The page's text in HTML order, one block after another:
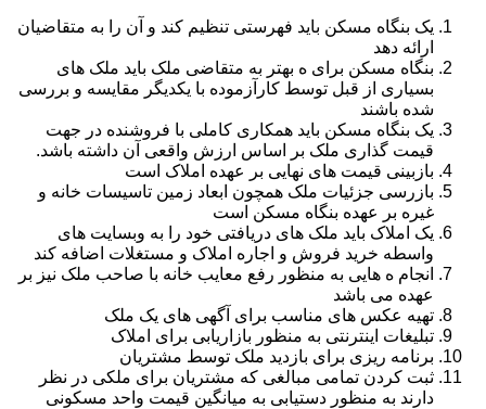
یک بنگاه مسکن باید فهرستی تنظیم کند و آن را به متقاضیان
ارائه دهد
بنگاه مسکن برای ه بهتر به متقاضی ملک باید ملک های
بسیاری از قبل توسط کارآزموده با یکدیگر مقایسه و بررسی
شده باشند
یک بنگاه مسکن باید همکاری کاملی با فروشنده در جهت
قیمت گذاری ملک بر اساس ارزش واقعی آن داشته باشد.
بازبینی قیمت های نهایی بر عهده املاک است
بازرسی جزئیات ملک همچون ابعاد زمین تاسیسات خانه و
غیره بر عهده بنگاه مسکن است
یک املاک باید ملک های دریافتی خود را به وبسایت های
واسطه خرید فروش و اجاره املاک و مستغلات اضافه کند
انجام ه هایی به منظور رفع معایب خانه با صاحب ملک نیز بر
عهده می باشد
تهیه عکس های مناسب برای آگهی های یک ملک
تبلیغات اینترنتی به منظور بازاریابی برای املاک
برنامه ریزی برای بازدید ملک توسط مشتریان
ثبت کردن تمامی مبالغی که مشتریان برای ملکی در نظر
دارند به منظور دستیابی به میانگین قیمت واحد مسکونی